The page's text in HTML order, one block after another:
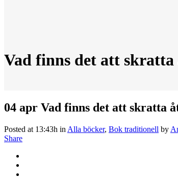
Vad finns det att skratta
04 apr Vad finns det att skratta
Posted at 13:43h in Alla böcker, Bok traditionell by
Share